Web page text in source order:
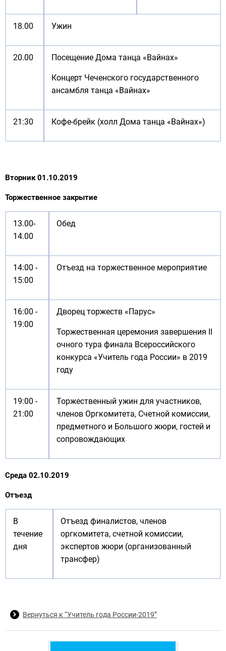
18.00 Ужин
20.00 Посещение Дома танца «Вайнах»
Концерт Чеченского государственного
ансамбля танца «Вайнах»
21:30 Кофе-брейк (холл Дома танца «Вайнах»)
Вторник 01.10.2019
Торжественное закрытие
13.00-
14.00
Обед
14:00 -
15:00
Отъезд на торжественное мероприятие
16:00 -
19:00
Дворец торжеств «Парус»
Торжественная церемония завершения II
очного тура финала Всероссийского
конкурса «Учитель года России» в 2019
году
19:00 -
21:00
Торжественный ужин для участников,
членов Оргкомитета, Счетной комиссии,
предметного и Большого жюри, гостей и
сопровождающих
Среда 02.10.2019
Отъезд
В
течение
дня
Отъезд финалистов, членов
оргкомитета, счетной комиссии,
экспертов жюри (организованный
трансфер)
Вернуться к “Учитель года России-2019”